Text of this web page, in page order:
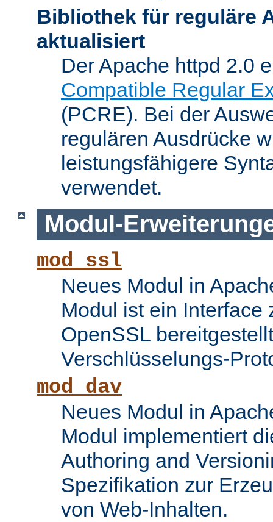
Bibliothek für reguläre
aktualisiert
Der Apache httpd 2.0
Compatible Regular
(PCRE). Bei der
regulären Ausdrücke
leistungsfähigere
verwendet.
Modul-
mod_ssl
Neues Modul in
Modul ist ein Interface
OpenSSL
Verschlüsselungs-
mod_dav
Neues Modul in
Modul implementiert
Authoring and
Spezifikation zur
von Web-Inhalten.